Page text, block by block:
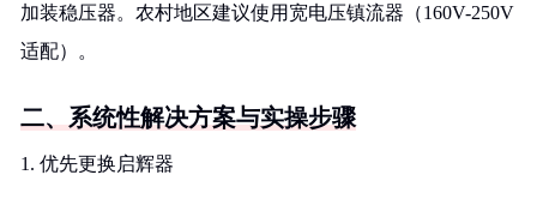
加装稳压器。农村地区建议使用宽电压镇流器（160V-250V
适配）。
二、系统性解决方案与实操步骤
1. 优先更换启辉器